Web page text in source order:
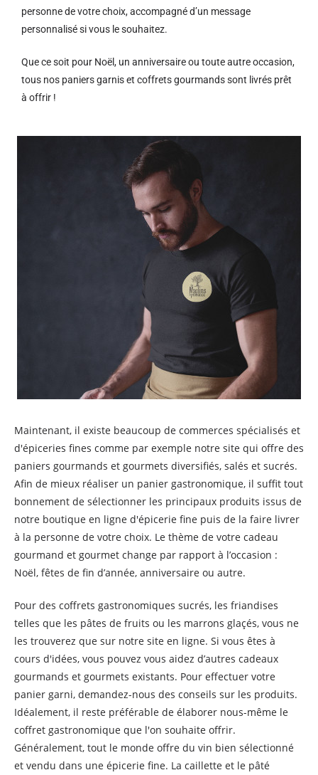
personne de votre choix, accompagné d’un message
personnalisé si vous le souhaitez.
Que ce soit pour Noël, un anniversaire ou toute autre occasion,
tous nos paniers garnis et coffrets gourmands sont livrés prêt
à offrir !
Maintenant, il existe beaucoup de commerces spécialisés et
d'épiceries fines comme par exemple notre site qui offre des
paniers gourmands et gourmets diversifiés, salés et sucrés.
Afin de mieux réaliser un panier gastronomique, il suffit tout
bonnement de sélectionner les principaux produits issus de
notre boutique en ligne d'épicerie fine puis de la faire livrer
à la personne de votre choix. Le thème de votre cadeau
gourmand et gourmet change par rapport à l’occasion :
Noël, fêtes de fin d’année, anniversaire ou autre.
Pour des coffrets gastronomiques sucrés, les friandises
telles que les pâtes de fruits ou les marrons glaçés, vous ne
les trouverez que sur notre site en ligne. Si vous êtes à
cours d'idées, vous pouvez vous aidez d’autres cadeaux
gourmands et gourmets existants. Pour effectuer votre
panier garni, demandez-nous des conseils sur les produits.
Idéalement, il reste préférable de élaborer nous-même le
coffret gastronomique que l'on souhaite offrir.
Généralement, tout le monde offre du vin bien sélectionné
et vendu dans une épicerie fine. La caillette et le pâté